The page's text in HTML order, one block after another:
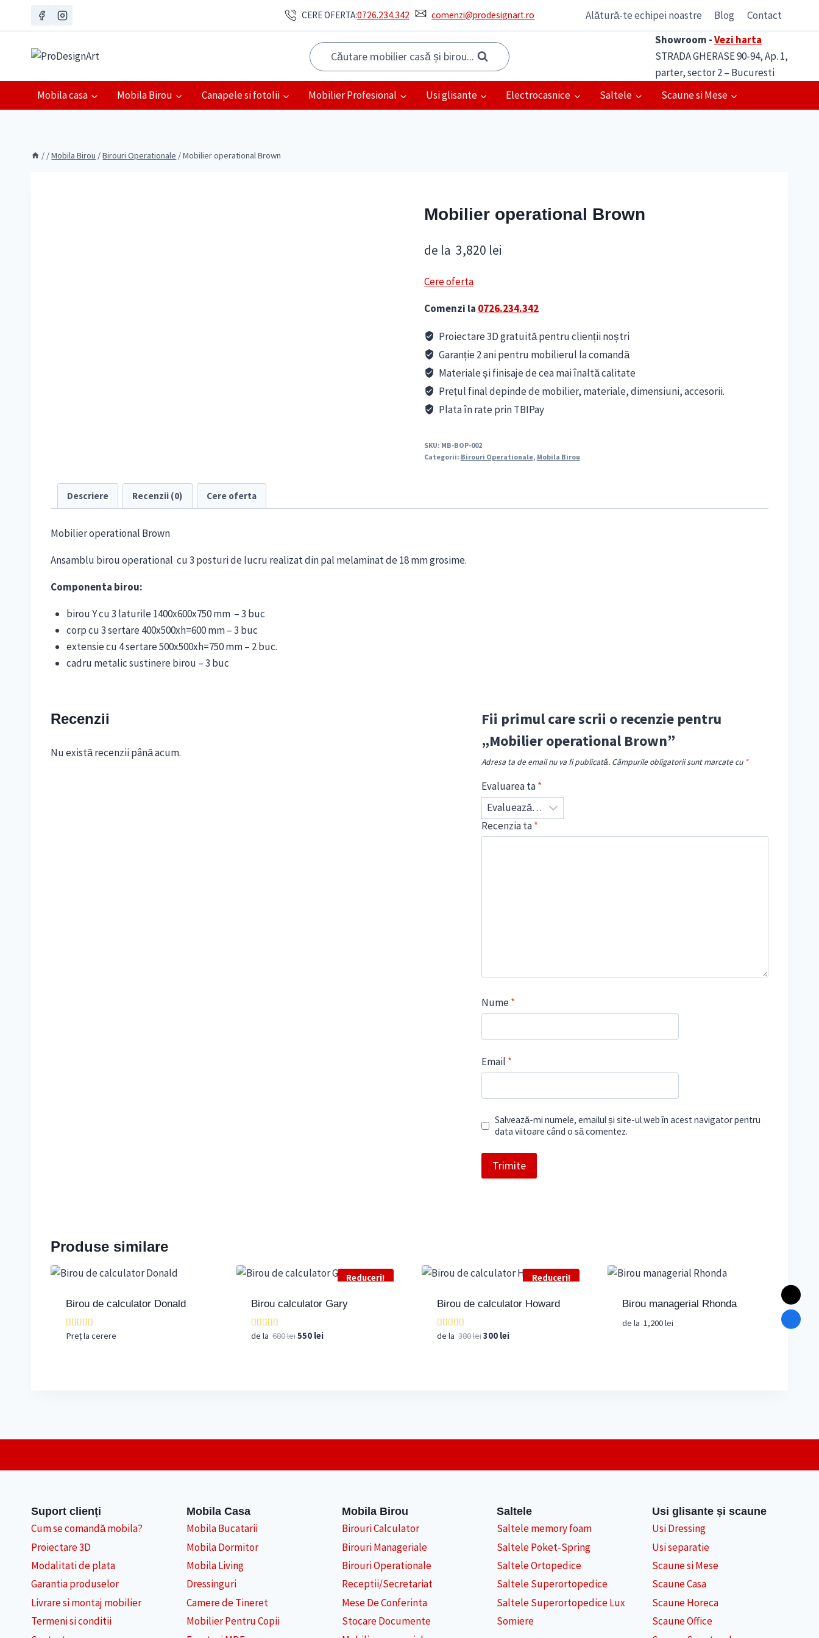
CERE OFERTA:0726.234.342 comenzi@prodesignart.ro Alătură-te echipei noastre Blog Contact
Căutare mobilier casă și birou...
Showroom -Vezi harta
STRADA GHERASE 90-94, Ap. 1,
parter, sector 2 – Bucuresti
Mobila casa
Mobila Birou Canapele si fotolii Mobilier Profesional Usi glisante Electrocasnice Saltele Scaune si Mese
/ /Mobila Birou /Birouri Operationale /Mobilier operational Brown
Mobilier operational Brown
de la 3,820 lei
Cere oferta
Comenzi la 0726.234.342
Proiectare 3D gratuită pentru clienții noștri
Garanție 2 ani pentru mobilierul la comandă
Materiale și finisaje de cea mai înaltă calitate
Prețul final depinde de mobilier, materiale, dimensiuni, accesorii.
Plata în rate prin TBIPay
SKU: MB-BOP-002
Categorii: Birouri Operationale, Mobila Birou
Descriere Recenzii (0) Cere oferta
Mobilier operational Brown
Ansamblu birou operational cu 3 posturi de lucru realizat din pal melaminat de 18 mm grosime.
Componenta birou:
birou Y cu 3 laturile 1400x600x750 mm – 3 buc
corp cu 3 sertare 400x500xh=600 mm – 3 buc
extensie cu 4 sertare 500x500xh=750 mm – 2 buc.
cadru metalic sustinere birou – 3 buc
Recenzii
Nu există recenzii până acum.
Fii primul care scrii o recenzie pentru
„Mobilier operational Brown”
Adresa ta de email nu va fi publicată. Câmpurile obligatorii sunt marcate cu *
Evaluarea ta*
Recenzia ta*
Nume*
Email *
Salvează-mi numele, emailul și site-ul web în acest navigator pentru
data viitoare când o să comentez.
Produse similare
Birou de calculator Donald
Evaluat la
Preț la cerere
Reduceri!
Birou calculator Gary
Evaluat la
de la 680leiPrețul
550 leiPrețul
Reduceri!
Birou de calculator Howard
Evaluat la
de la380leiPrețul
300 leiPrețul
Birou managerial Rhonda
de la 1,200lei
Suport clienți
Cum se comandă mobila?
Proiectare 3D
Modalitati de plata
Garantia produselor
Livrare si montaj mobilier
Termeni si conditii
Mobila Casa
Mobila Bucatarii
Mobila Dormitor
Mobila Living
Dressinguri
Camere de Tineret
Mobilier Pentru Copii
Mobila Birou
Birouri Calculator
Birouri Manageriale
Birouri Operationale
Receptii/Secretariat
Mese De Conferinta
Stocare Documente
Saltele
Saltele memory foam
Saltele Poket-Spring
Saltele Ortopedice
Saltele Superortopedice
Saltele Superortopedice Lux
Somiere
Usi glisante și scaune
Usi Dressing
Usi separatie
Scaune si Mese
Scaune Casa
Scaune Horeca
Scaune Office